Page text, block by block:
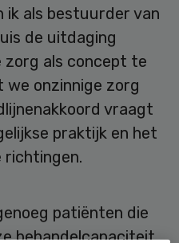
ik als bestuurder van
de uitdaging
zorg als concept te
we onzinnige zorg
vraagt
praktijk en het
richtingen.
patiënten die
behandelcapaciteit